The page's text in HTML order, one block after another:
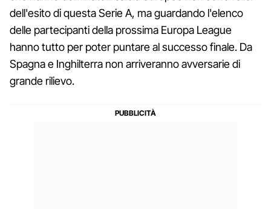
dell'esito di questa Serie A, ma guardando l'elenco
delle partecipanti della prossima Europa League
hanno tutto per poter puntare al successo finale. Da
Spagna e Inghilterra non arriveranno avversarie di
grande rilievo.